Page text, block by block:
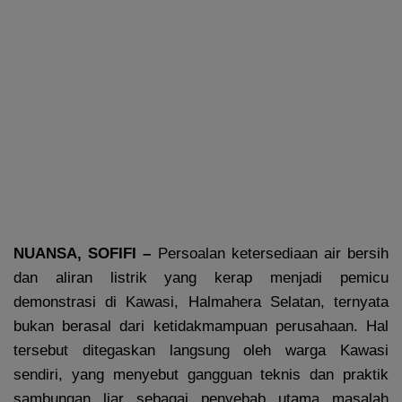
NUANSA, SOFIFI – Persoalan ketersediaan air bersih
dan aliran listrik yang kerap menjadi pemicu
demonstrasi di Kawasi, Halmahera Selatan, ternyata
bukan berasal dari ketidakmampuan perusahaan. Hal
tersebut ditegaskan langsung oleh warga Kawasi
sendiri, yang menyebut gangguan teknis dan praktik